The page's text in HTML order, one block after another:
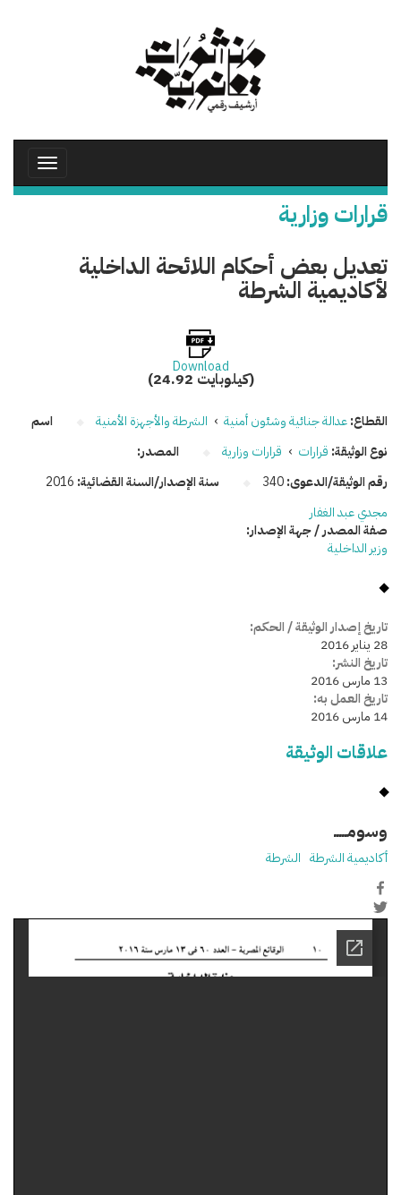
Toggle
قرارات وزارية
تعديل بعض أحكام اللائحة الداخلية
لأكاديمية الشرطة
Download
(24.92 كيلوبايت)
القطاع:عدالة جنائية وشئون أمنية › الشرطة والأجهزة الأمنية
نوع الوثيقة: قرارات › قرارات وزارية
رقم الوثيقة/الدعوى:340 سنة الإصدار/السنة القضائية: 2016
اسم
المصدر:
مجدي عبد الغفار
صفة المصدر / جهة الإصدار:
وزير الداخلية
تاريخ إصدار الوثيقة / الحكم:
28 يناير 2016
تاريخ النشر:
13 مارس 2016
تاريخ العمل به:
14 مارس 2016
علاقات الوثيقة
وسومـــــ
أكاديمية الشرطة الشرطة